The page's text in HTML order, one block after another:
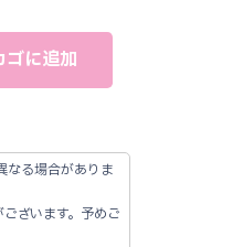
ゴに追加
なる場合がありま
ざいます。予めご